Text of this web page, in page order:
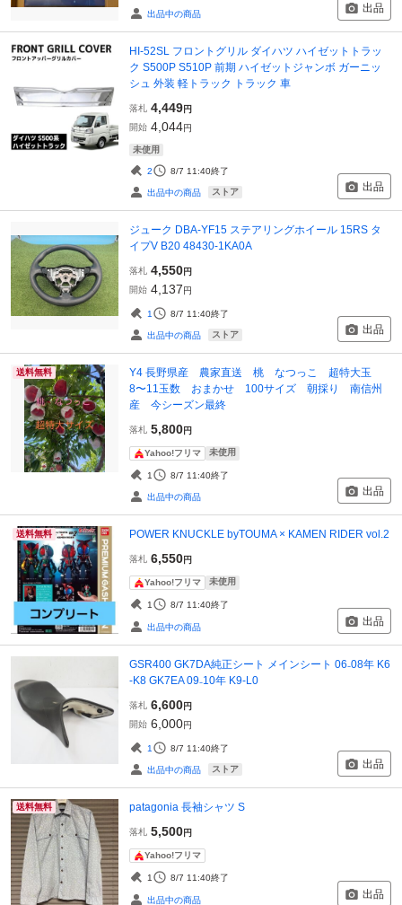
出品中の商品 出品
HI-52SL フロントグリル ダイハツ ハイゼットトラッ
ク S500P S510P 前期 ハイゼットジャンボ ガーニッ
シュ 外装 軽トラック トラック 車
落札 4,449円
開始 4,044円
未使用
2 8/7 11:40終了
出品中の商品 ストア 出品
ジューク DBA-YF15 ステアリングホイール 15RS タ
イプV B20 48430-1KA0A
落札 4,550円
開始 4,137円
1 8/7 11:40終了
出品中の商品 ストア 出品
送料無料
Y4 長野県産 農家直送 桃 なつっこ 超特大玉
8〜11玉数 おまかせ 100サイズ 朝採り 南信州
産 今シーズン最終
落札 5,800円
Yahoo!フリマ 未使用
1 8/7 11:40終了
出品中の商品 出品
送料無料 POWER KNUCKLE byTOUMA × KAMEN RIDER vol.2
落札 6,550円
Yahoo!フリマ 未使用
1 8/7 11:40終了
出品中の商品 出品
GSR400 GK7DA純正シート メインシート 06₋08年 K6
-K8 GK7EA 09₋10年 K9-L0
落札 6,600円
開始 6,000円
1 8/7 11:40終了
出品中の商品 ストア 出品
送料無料 patagonia 長袖シャツ S
落札 5,500円
Yahoo!フリマ
1 8/7 11:40終了
出品中の商品 出品